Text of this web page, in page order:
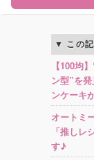
この
【100均
ン型”を
ンケーキ
オートミ
「推しレ
す♪